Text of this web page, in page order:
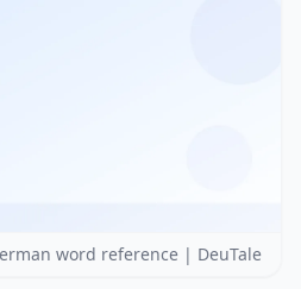
word reference | DeuTale